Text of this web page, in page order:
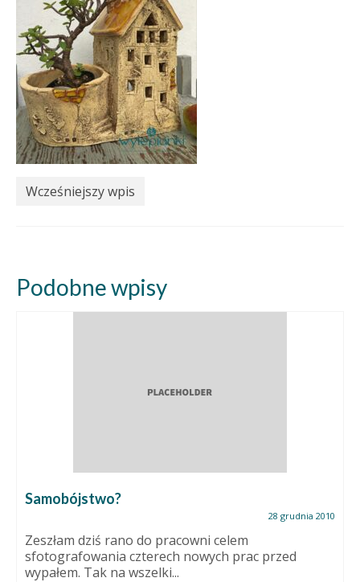
Wcześniejszy wpis
Podobne wpisy
Samobójstwo?
28 grudnia 2010
Zeszłam dziś rano do pracowni celem
sfotografowania czterech nowych prac przed
wypałem. Tak na wszelki...